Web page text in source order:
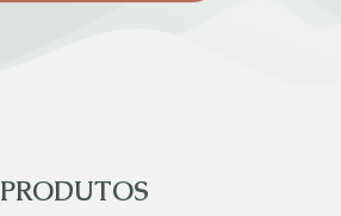
PRODUTOS